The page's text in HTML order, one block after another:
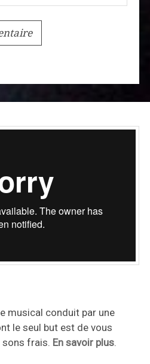
musical conduit par une
le seul but est de vous
frais. En savoir plus.